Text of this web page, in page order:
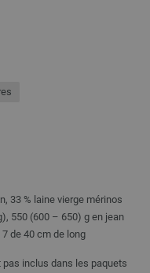
33 % laine vierge mérinos
550 (600 – 650) g en jean
7 de 40 cm de long
inclus dans les paquets